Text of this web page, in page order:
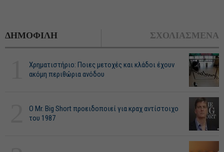
ΔΗΜΟΦΙΛΗ ΣΧΟΛΙΑΣΜΕΝΑ
Χρηματιστήριο: Ποιες μετοχές και κλάδοι έχουν
ακόμη περιθώρια ανόδου
O Mr. Big Short προειδοποιεί για κραχ αντίστοιχο
του 1987